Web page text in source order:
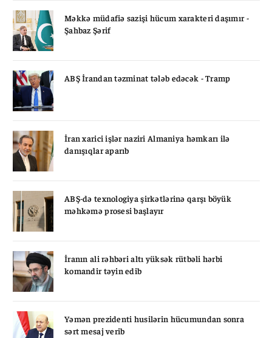
Məkkə müdafiə sazişi hücum xarakteri daşımır -
Şahbaz Şərif
ABŞ İrandan təzminat tələb edəcək - Tramp
İran xarici işlər naziri Almaniya həmkarı ilə
danışıqlar aparıb
ABŞ-də texnologiya şirkətlərinə qarşı böyük
məhkəmə prosesi başlayır
İranın ali rəhbəri altı yüksək rütbəli hərbi
komandir təyin edib
Yəmən prezidenti husilərin hücumundan sonra
sərt mesaj verib